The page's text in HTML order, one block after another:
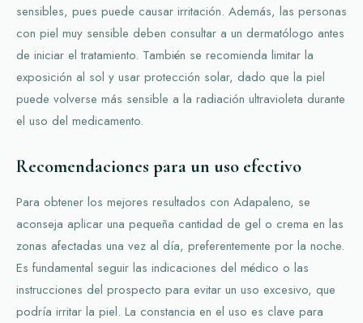
sensibles, pues puede causar irritación. Además, las personas
con piel muy sensible deben consultar a un dermatólogo antes
de iniciar el tratamiento. También se recomienda limitar la
exposición al sol y usar protección solar, dado que la piel
puede volverse más sensible a la radiación ultravioleta durante
el uso del medicamento.
Recomendaciones para un uso efectivo
Para obtener los mejores resultados con Adapaleno, se
aconseja aplicar una pequeña cantidad de gel o crema en las
zonas afectadas una vez al día, preferentemente por la noche.
Es fundamental seguir las indicaciones del médico o las
instrucciones del prospecto para evitar un uso excesivo, que
podría irritar la piel. La constancia en el uso es clave para